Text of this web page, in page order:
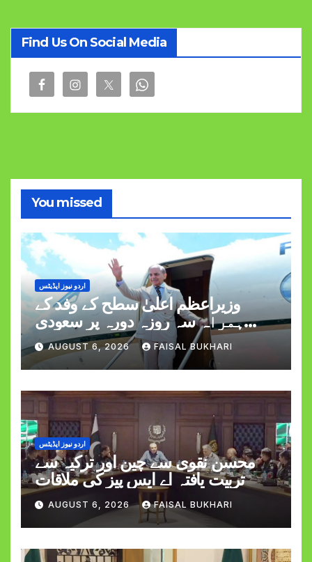
Find Us On Social Media
You missed
اردو نیوز اپڈیٹس
وزیراعظم اعلیٰ سطح کے وفد کے
ہمراہ سہ روزہ دورہ پر سعودی
عرب روانہ
AUGUST 6, 2026 FAISAL BUKHARI
اردو نیوز اپڈیٹس
محسن نقوی سے چین اور ترکیہ سے
تربیت یافتہ اے ایس پیز کی ملاقات
AUGUST 6, 2026 FAISAL BUKHARI